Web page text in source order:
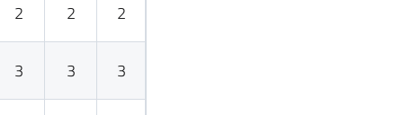
2 2 2
3 3 3